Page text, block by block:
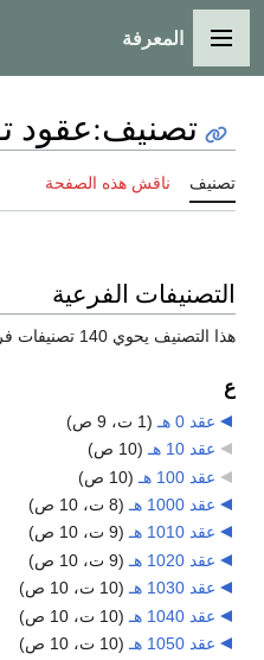
القائمة الرئيسية
المعرفة
تصنيف:عقود
تصنيف ناقش هذه الصفحة
التصنيفات الفرعية
هذا التصنيف يحوي 140 تصنيفات فرعية، من إجمالي 140.
ع
عقد 0 هـ
(1 ت، 9 ص)
عقد 10 هـ
‏ (10 ص)
عقد 100 هـ
(10 ص)
عقد 1000 هـ
(8 ت، 10 ص)
عقد 1010 هـ
‏ (9 ت، 10 ص)
عقد 1020 هـ
(9 ت، 10 ص)
عقد 1030 هـ
‏ (10 ت، 10 ص)
عقد 1040 هـ
(10 ت، 10 ص)
عقد 1050 هـ
(10 ت، 10 ص)